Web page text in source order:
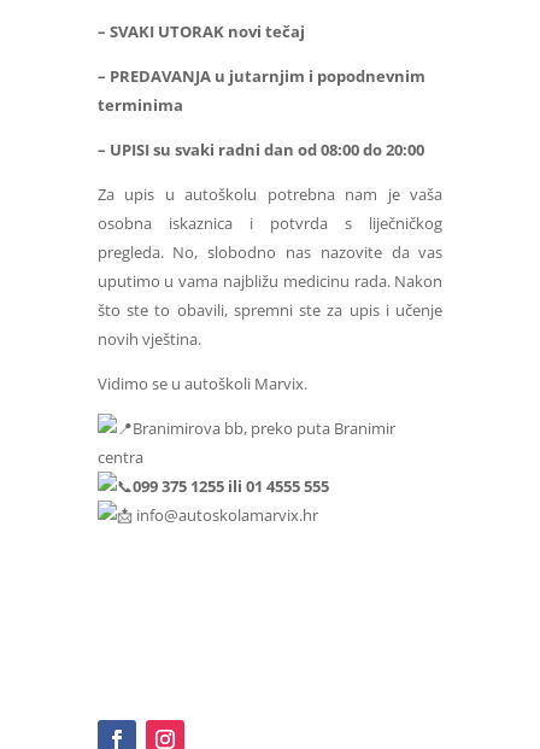
– SVAKI UTORAK novi tečaj
– PREDAVANJA u jutarnjim i popodnevnim
terminima
– UPISI su svaki radni dan od 08:00 do 20:00
Za upis u autoškolu potrebna nam je vaša
osobna iskaznica i potvrda s liječničkog
pregleda. No, slobodno nas nazovite da vas
uputimo u vama najbližu medicinu rada. Nakon
što ste to obavili, spremni ste za upis i učenje
novih vještina.
Vidimo se u autoškoli Marvix.
Branimirova bb, preko puta Branimir
centra
099 375 1255 ili 01 4555 555
info@autoskolamarvix.hr